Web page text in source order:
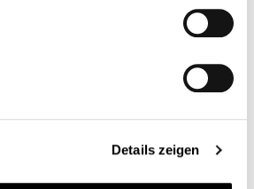
Details zeigen